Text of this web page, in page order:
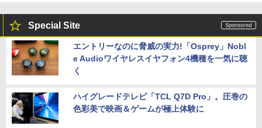
Special Site
エントリーなのに脅威の実力!「Osprey」Nobl
e Audioワイヤレスイヤフォン4機種を一気に聴
く
ハイグレードテレビ「TCL Q7D Pro」。圧巻の
色彩美で映画＆ゲームが極上体験に